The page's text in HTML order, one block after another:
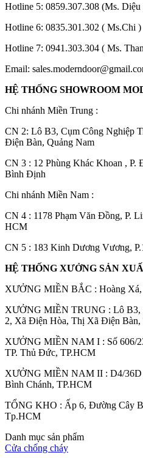
Các loại cửa
Hotline 5: 0859.307.308 (Ms. Diệu
Hotline 6: 0835.301.302 ( Ms.Chi )
Hotline 7: 0941.303.304 ( Ms.
Email:
HỆ THỐNG SHOWROOM
Chi nhánh Miền Trung :
CN 2: Lô B3, Cụm Công Nghiệp
Điện Bàn, Quảng Nam
CN 3 : 12 Phùng Khác Khoan ,
Bình Định
Chi nhánh Miền Nam :
CN 4 : 1178 Phạm Văn Đồng, P.
HCM
CN 5 : 183 Kinh Dương Vương,
HỆ THỐNG XƯỞNG SẢN
XƯỞNG MIỀN BẮC : Hoàng Xá,
XƯỞNG MIỀN TRUNG : Lô B3,
2, Xã Điện Hòa, Thị Xã Điện Bàn,
XƯỞNG MIỀN NAM I : Số 606/
TP. Thủ Đức, TP.HCM
XƯỞNG MIỀN NAM II : D4/36D
Bình Chánh, TP.HCM
TỔNG KHO : Ấp 6, Đường Cây
Tp.HCM
Danh mục sản phẩm
Cửa chống cháy